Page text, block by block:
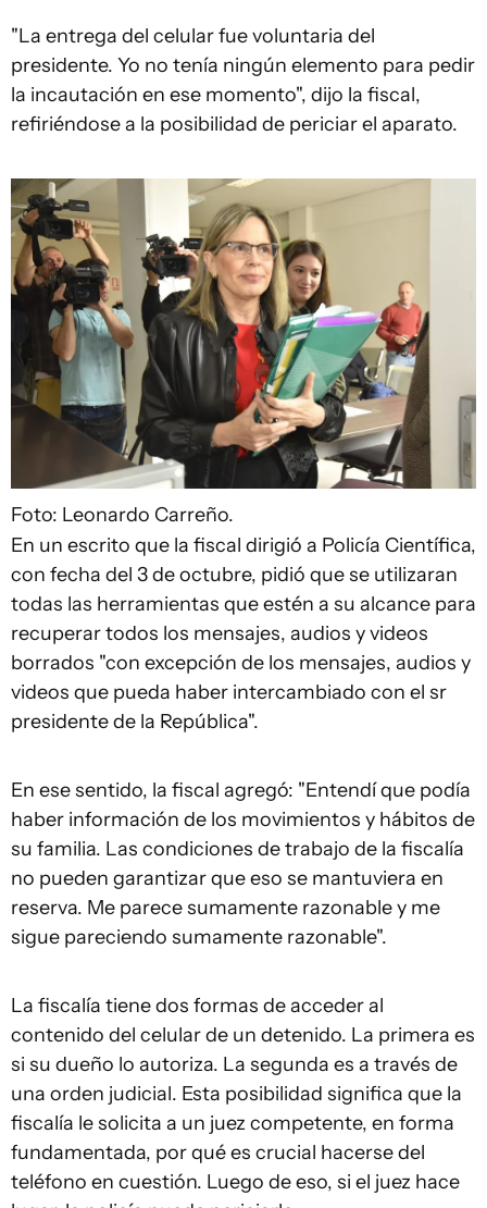
"La entrega del celular fue voluntaria del
presidente. Yo no tenía ningún elemento para pedir
la incautación en ese momento", dijo la fiscal,
refiriéndose a la posibilidad de periciar el aparato.
Foto: Leonardo Carreño.
En un escrito que la fiscal dirigió a Policía Científica,
con fecha del 3 de octubre, pidió que se utilizaran
todas las herramientas que estén a su alcance para
recuperar todos los mensajes, audios y videos
borrados "con excepción de los mensajes, audios y
videos que pueda haber intercambiado con el sr
presidente de la República".
En ese sentido, la fiscal agregó: "Entendí que podía
haber información de los movimientos y hábitos de
su familia. Las condiciones de trabajo de la fiscalía
no pueden garantizar que eso se mantuviera en
reserva. Me parece sumamente razonable y me
sigue pareciendo sumamente razonable".
La fiscalía tiene dos formas de acceder al
contenido del celular de un detenido. La primera es
si su dueño lo autoriza. La segunda es a través de
una orden judicial. Esta posibilidad significa que la
fiscalía le solicita a un juez competente, en forma
fundamentada, por qué es crucial hacerse del
teléfono en cuestión. Luego de eso, si el juez hace